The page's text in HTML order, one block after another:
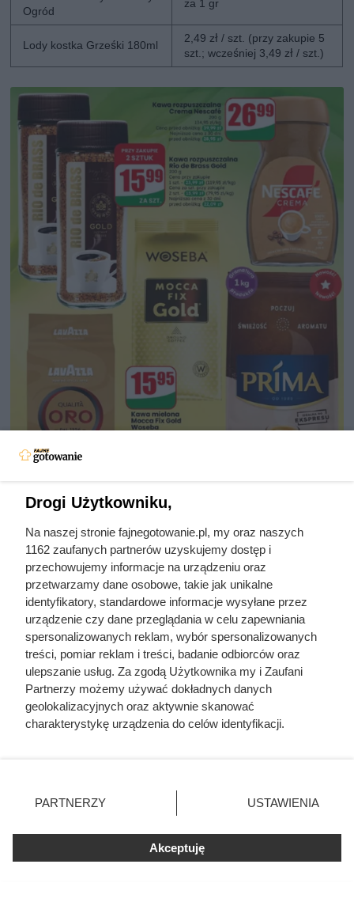
Ogród
za 1 gr
Lody kostka Grześki 180ml
2,49 zł / szt. (przy zakupie 5
szt.; wcześniej 3,49 zł / szt.)
Dużo ciekawych kaw w obniżonej cenie, fot. Opracowanie własne
na podstawie gazetki Dino z dnia 29.07-04.08
Drogi Użytkowniku,
Na naszej stronie fajnegotowanie.pl, my oraz naszych
1162 zaufanych partnerów uzyskujemy dostęp i
przechowujemy informacje na urządzeniu oraz
przetwarzamy dane osobowe, takie jak unikalne
identyfikatory, standardowe informacje wysyłane przez
urządzenie czy dane przeglądania w celu zapewniania
spersonalizowanych reklam, wybór spersonalizowanych
treści, pomiar reklam i treści, badanie odbiorców oraz
ulepszanie usług. Za zgodą Użytkownika my i Zaufani
Partnerzy możemy używać dokładnych danych
geolokalizacyjnych oraz aktywnie skanować
charakterystykę urządzenia do celów identyfikacji.
zmienić/wycofać klikając przycisk ustawień prywatności
znajdujący się w lewym dolnym rogu strony
rodzaje przetwarzania danych nie wymagają zgody
użytkownika, ale masz prawo sprzeciwić się takiemu
przetwarzaniu. Preferencje będą miały zastosowania tylko
PARTNERZY USTAWIENIA
Akceptuję